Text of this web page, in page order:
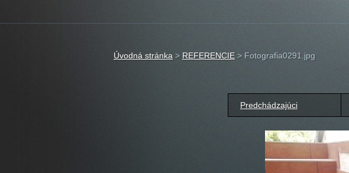
Úvodná stránka > REFERENCIE > Fotografia0291.jpg
Predchádzajúci